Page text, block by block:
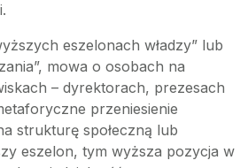
eszelonach władzy” lub
mowa o osobach na
– dyrektorach, prezesach
przeniesienie
strukturę społeczną lub
eszelon, tym wyższa pozycja w